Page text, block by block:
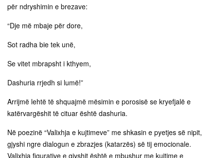
për ndryshimin e brezave:
“Dje më mbaje për dore,
Sot radha bie tek unë,
Se vitet mbrapsht i kthyem,
Dashuria rrjedh si lumë!”
Arrijmë lehtë të shquajmë mësimin e porosisë se kryefjalë e
katërvargëshit të cituar është dashuria.
Në poezinë “Valixhja e kujtimeve” me shkasin e pyetjes së nipit,
gjyshi ngre dialogun e zbrazjes (katarzës) së tij emocionale.
Valixhja figurative e gjyshit është e mbushur me kujtime e